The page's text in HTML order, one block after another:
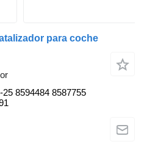
para coche
8594484 8587755